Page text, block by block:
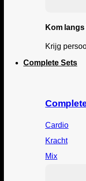
Kom
Krijg
Complete Sets
Cardio
Kracht
Mix